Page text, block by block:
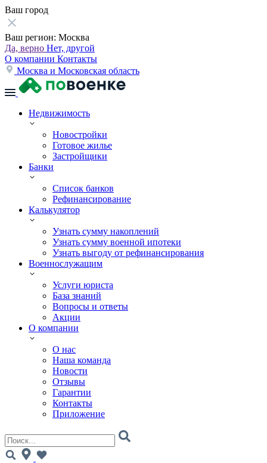
Ваш город
Ваш регион: Москва
Да, верно Нет, другой
О компании Контакты
Москва и Московская область
Недвижимость
Новостройки
Готовое жилье
Застройщики
Банки
Список банков
Рефинансирование
Калькулятор
Узнать сумму накоплений
Узнать сумму военной ипотеки
Узнать выгоду от рефинансирования
Военнослужащим
Услуги юриста
База знаний
Вопросы и ответы
Акции
О компании
О нас
Наша команда
Новости
Отзывы
Гарантии
Контакты
Приложение